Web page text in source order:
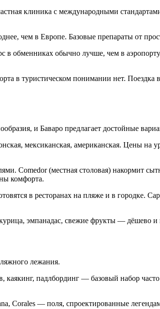
клиника с международными
чем в Европе. Базовые препараты от
в обменниках обычно лучше, чем в
в туристическом понимании нет. Поездка
и Баваро предлагает достойные
мексиканская, американская. Цены
Comedor (местная столовая) накормит
комфорта.
в ресторанах на пляже и в городке.
эмпанадас, свежие фрукты — дёшево и
лежания.
падлбординг — базовый набор
Corales — поля, спроектированные